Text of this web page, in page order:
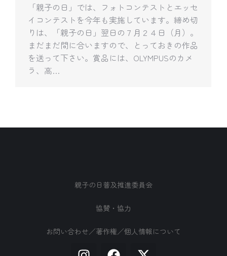
「親子の日」では、フォトコンテストとエッセ
イコンテストを今年も実施しています。締め切
りは、「親子の日」翌日の７月２４日（月）。
まだまだ間に合いますので、とっておきの作品
を送って下さい。賞品には、OLYMPUSのカメ
ラ、高…
親子の日普及推進委員会
協賛・協力
お問い合わせ／著作権／個人情報について